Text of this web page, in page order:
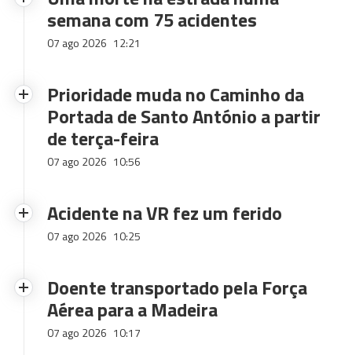
semana com 75 acidentes
07 ago 2026 12:21
Prioridade muda no Caminho da
Portada de Santo António a partir
de terça-feira
07 ago 2026 10:56
Acidente na VR fez um ferido
07 ago 2026 10:25
Doente transportado pela Força
Aérea para a Madeira
07 ago 2026 10:17